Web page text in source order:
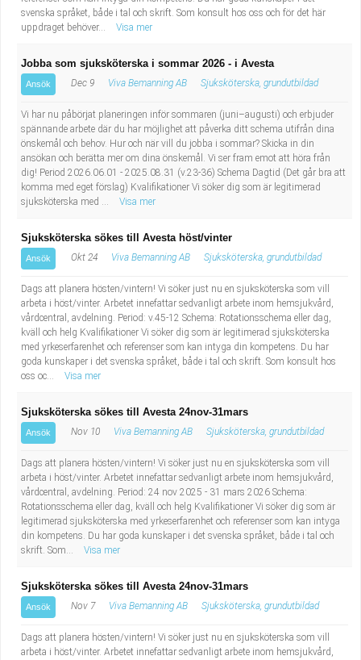
svenska språket, både i tal och skrift. Som konsult hos oss och för det här
uppdraget behöver...
Visa mer
Jobba som sjuksköterska i sommar 2026 - i Avesta
Ansök Dec 9 Viva Bemanning AB Sjuksköterska, grundutbildad
Vi har nu påbörjat planeringen inför sommaren (juni–augusti) och erbjuder
spännande arbete där du har möjlighet att påverka ditt schema utifrån dina
önskemål och behov. Hur och när vill du jobba i sommar? Skicka in din
ansökan och berätta mer om dina önskemål. Vi ser fram emot att höra från
dig! Period 2026.06.01 - 2025.08.31 (v.23-36) Schema Dagtid (Det går bra att
komma med eget förslag) Kvalifikationer Vi söker dig som är legitimerad
sjuksköterska med ...
Visa mer
Sjuksköterska sökes till Avesta höst/vinter
Ansök Okt 24 Viva Bemanning AB Sjuksköterska, grundutbildad
Dags att planera hösten/vintern! Vi söker just nu en sjuksköterska som vill
arbeta i höst/vinter. Arbetet innefattar sedvanligt arbete inom hemsjukvård,
vårdcentral, avdelning. Period: v.45-12 Schema: Rotationsschema eller dag,
kväll och helg Kvalifikationer Vi söker dig som är legitimerad sjuksköterska
med yrkeserfarenhet och referenser som kan intyga din kompetens. Du har
goda kunskaper i det svenska språket, både i tal och skrift. Som konsult hos
oss oc...
Visa mer
Sjuksköterska sökes till Avesta 24nov-31mars
Ansök Nov 10 Viva Bemanning AB Sjuksköterska, grundutbildad
Dags att planera hösten/vintern! Vi söker just nu en sjuksköterska som vill
arbeta i höst/vinter. Arbetet innefattar sedvanligt arbete inom hemsjukvård,
vårdcentral, avdelning. Period: 24 nov 2025 - 31 mars 2026 Schema:
Rotationsschema eller dag, kväll och helg Kvalifikationer Vi söker dig som är
legitimerad sjuksköterska med yrkeserfarenhet och referenser som kan intyga
din kompetens. Du har goda kunskaper i det svenska språket, både i tal och
skrift. Som...
Visa mer
Sjuksköterska sökes till Avesta 24nov-31mars
Ansök Nov 7 Viva Bemanning AB Sjuksköterska, grundutbildad
Dags att planera hösten/vintern! Vi söker just nu en sjuksköterska som vill
arbeta i höst/vinter. Arbetet innefattar sedvanligt arbete inom hemsjukvård,